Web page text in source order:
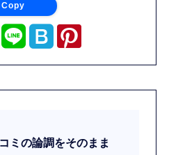
Copy
ミの論調をそのまま